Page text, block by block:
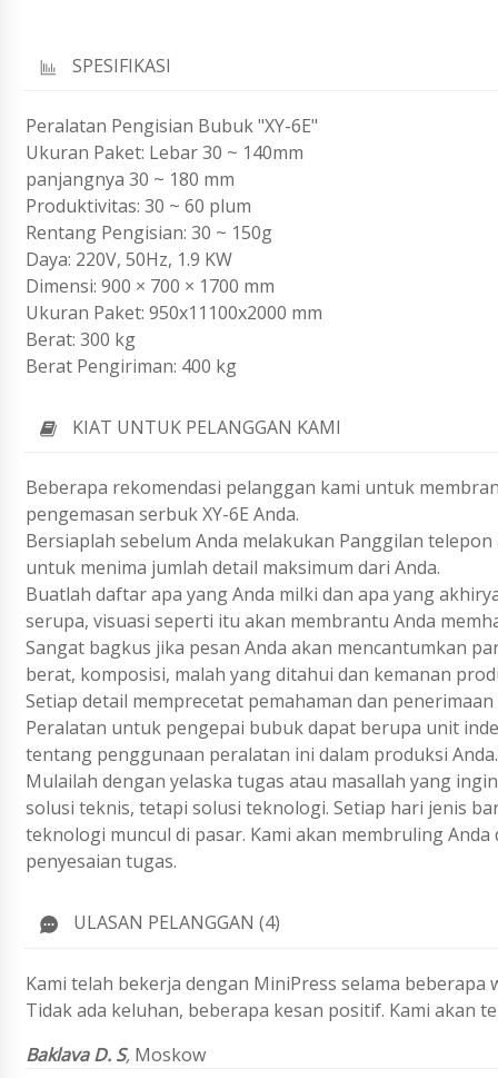
SPESIFIKASI
Peralatan Pengisian Bubuk "XY-6E"
Ukuran Paket: Lebar 30 ~ 140mm
panjangnya 30 ~ 180 mm
Produktivitas: 30 ~ 60 plum
Rentang Pengisian: 30 ~ 150g
Daya: 220V, 50Hz, 1.9 KW
Dimensi: 900 × 700 × 1700 mm
Ukuran Paket: 950x11100x2000 mm
Berat: 300 kg
Berat Pengiriman: 400 kg
KIAT UNTUK PELANGGAN KAMI
Beberapa rekomendasi pelanggan kami untuk
pengemasan serbuk XY-6E Anda.
Bersiaplah sebelum Anda melakukan Panggilan
untuk menima jumlah detail maksimum dari Anda.
Buatlah daftar apa yang Anda milki dan apa yang
serupa, visuasi seperti itu akan membrantu Anda
Sangat bagkus jika pesan Anda akan mencantumkan
berat, komposisi, malah yang ditahui dan kemanan
Setiap detail memprecetat pemahaman dan
Peralatan untuk pengepai bubuk dapat berupa unit
tentang penggunaan peralatan ini dalam produksi Anda.
Mulailah dengan yelaska tugas atau masallah yang
solusi teknis, tetapi solusi teknologi. Setiap hari jenis
teknologi muncul di pasar. Kami akan membruling
penyesaian tugas.
ULASAN PELANGGAN (4)
Kami telah bekerja dengan MiniPress selama
Tidak ada keluhan, beberapa kesan positif. Kami akan
Baklava D. S, Moskow